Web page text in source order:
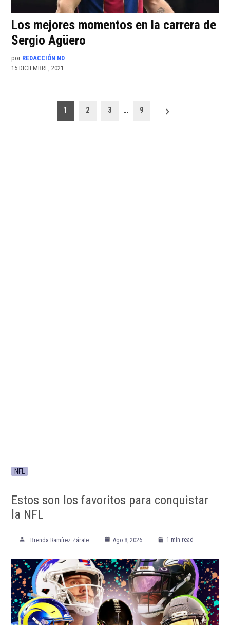
Los mejores momentos en la carrera de
Sergio Agüero
por REDACCIÓN ND
15 DICIEMBRE, 2021
Paginación
1 2 3 … 9
NFL
Estos son los favoritos para conquistar
la NFL
Brenda Ramírez Zárate Ago 8, 2026 1 min read